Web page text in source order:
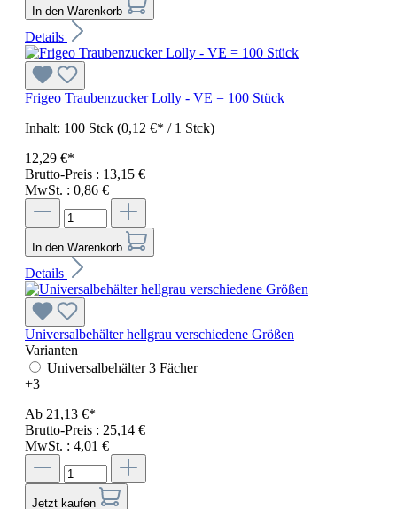
In den Warenkorb
Details
Frigeo Traubenzucker Lolly - VE = 100 Stück
Inhalt: 100 Stck (0,12 €* / 1 Stck)
12,29 €*
Brutto-Preis : 13,15 €
MwSt. : 0,86 €
In den Warenkorb
Details
Universalbehälter hellgrau verschiedene Größen
Varianten
Universalbehälter 3 Fächer
+3
Ab 21,13 €*
Brutto-Preis : 25,14 €
MwSt. : 4,01 €
Jetzt kaufen